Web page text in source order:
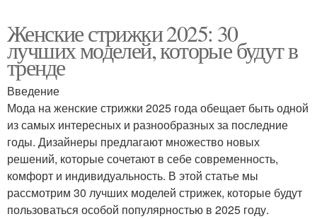
Женские стрижки 2025: 30
лучших моделей, которые будут в
тренде
Введение
Мода на женские стрижки 2025 года обещает быть одной
из самых интересных и разнообразных за последние
годы. Дизайнеры предлагают множество новых
решений, которые сочетают в себе современность,
комфорт и индивидуальность. В этой статье мы
рассмотрим 30 лучших моделей стрижек, которые будут
пользоваться особой популярностью в 2025 году.